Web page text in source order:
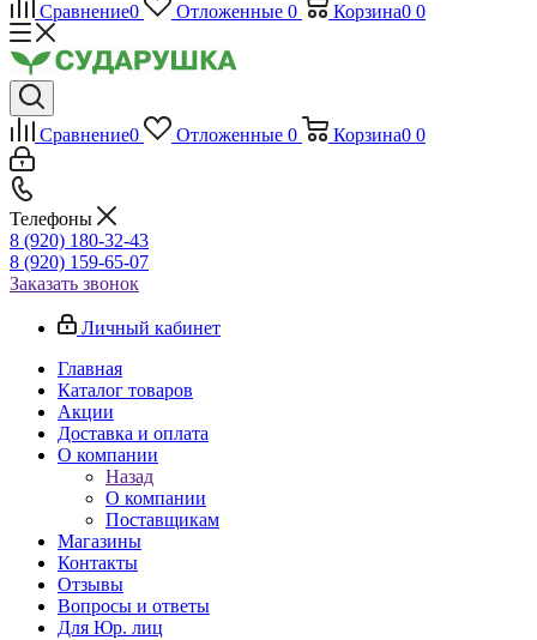
Сравнение0 Отложенные 0 Корзина0 0
Сравнение0 Отложенные 0 Корзина0 0
Телефоны
8 (920) 180-32-43
8 (920) 159-65-07
Заказать звонок
Личный кабинет
Главная
Каталог товаров
Акции
Доставка и оплата
О компании
Назад
О компании
Поставщикам
Магазины
Контакты
Отзывы
Вопросы и ответы
Для Юр. лиц